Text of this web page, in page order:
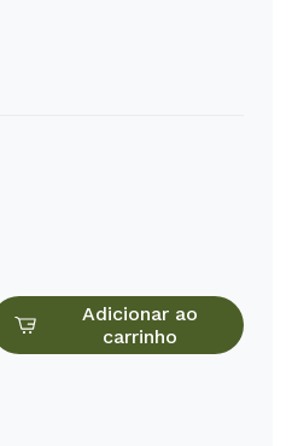
Adicionar ao
carrinho